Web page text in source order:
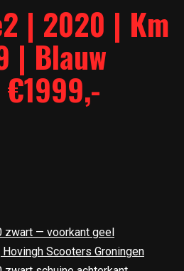
| 2020 | Km
| Blauw